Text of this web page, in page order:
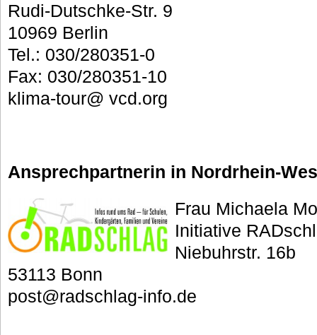
Rudi-Dutschke-Str. 9
10969 Berlin
Tel.: 030/280351-0
Fax: 030/280351-10
klima-tour@ vcd.org
Ansprechpartnerin in Nordrhein-
Frau Michaela
Initiative
Niebuhrstr. 16b
53113 Bonn
post@radschlag-info.de